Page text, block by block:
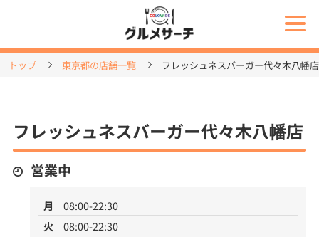
トップ 東京都の店舗一覧 フレッシュネスバーガー代々木八幡店
フレッシュネスバーガー代々木八幡店
営業中
月
08:00-22:30
火
08:00-22:30